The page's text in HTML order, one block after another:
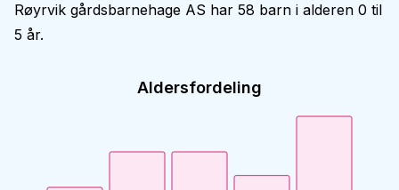
Røyrvik gårdsbarnehage AS har 58 barn i alderen 0 til
5 år.
Aldersfordeling